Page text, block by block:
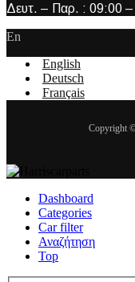
Δευτ. – Παρ. : 09:00
En
English
Deutsch
Français
Copyright
Dashboard
Categories
Car filter
Αναζήτηση
Top